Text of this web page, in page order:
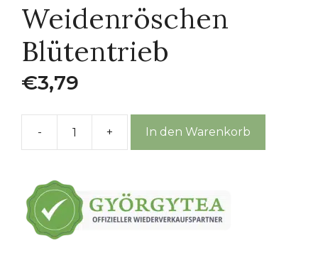
Weidenröschen
Blütentrieb
€3,79
-
Weidenröschen
+ In den Warenkorb